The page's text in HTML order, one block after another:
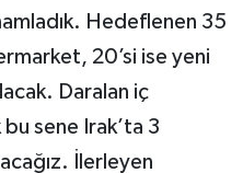
Hedeflenen 35
20’si ise yeni
Daralan iç
sene Irak’ta 3
İlerleyen